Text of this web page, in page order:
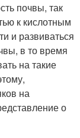
почвы, так
к кислотным
и развиваться
в то время
на такие
на
о